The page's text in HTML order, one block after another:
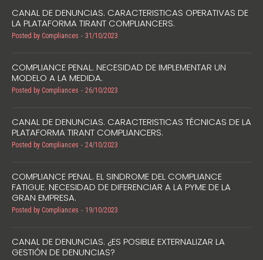
CANAL DE DENUNCIAS. CARACTERISTICAS OPERATIVAS DE
LA PLATAFORMA TIRANT COMPLIANCERS.
Posted by Compliances 31/10/2023
COMPLIANCE PENAL. NECESIDAD DE IMPLEMENTAR UN
MODELO A LA MEDIDA.
Posted by Compliances 26/10/2023
CANAL DE DENUNCIAS. CARACTERISTICAS TÉCNICAS DE LA
PLATAFORMA TIRANT COMPLIANCERS.
Posted by Compliances 24/10/2023
COMPLIANCE PENAL. EL SINDROME DEL COMPLIANCE
FATIGUE. NECESIDAD DE DIFERENCIAR A LA PYME DE LA
GRAN EMPRESA.
Posted by Compliances 19/10/2023
CANAL DE DENUNCIAS. ¿ES POSIBLE EXTERNALIZAR LA
GESTIÓN DE DENUNCIAS?